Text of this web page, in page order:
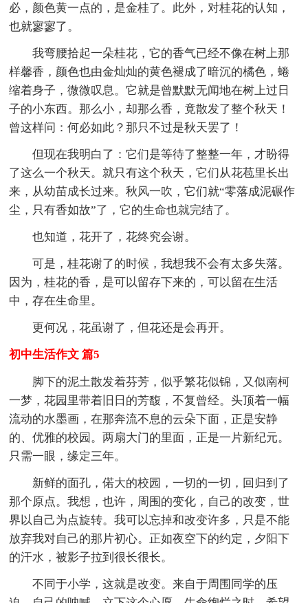
必，颜色黄一点的，是金桂了。此外，对桂花的认知，
也就寥寥了。
我弯腰拾起一朵桂花，它的香气已经不像在树上那
样馨香，颜色也由金灿灿的黄色褪成了暗沉的橘色，蜷
缩着身子，微微叹息。它就是曾默默无闻地在树上过日
子的小东西。那么小，却那么香，竟散发了整个秋天！
曾这样问：何必如此？那只不过是秋天罢了！
但现在我明白了：它们是等待了整整一年，才盼得
了这么一个秋天。就只有这个秋天，它们从花苞里长出
来，从幼苗成长过来。秋风一吹，它们就“零落成泥碾作
尘，只有香如故”了，它的生命也就完结了。
也知道，花开了，花终究会谢。
可是，桂花谢了的时候，我想我不会有太多失落。
因为，桂花的香，是可以留存下来的，可以留在生活
中，存在生命里。
更何况，花虽谢了，但花还是会再开。
初中生活作文 篇5
脚下的泥土散发着芬芳，似乎繁花似锦，又似南柯
一梦，花园里带着旧日的芳馥，不复曾经。头顶着一幅
流动的水墨画，在那奔流不息的云朵下面，正是安静
的、优雅的校园。两扇大门的里面，正是一片新纪元。
只需一眼，缘定三年。
新鲜的面孔，偌大的校园，一切的一切，回归到了
那个原点。我想，也许，周围的变化，自己的改变，世
界以自己为点旋转。我可以忘掉和改变许多，只是不能
放弃我对自己的那片初心。正如夜空下的约定，夕阳下
的汗水，被影子拉到很长很长。
不同于小学，这就是改变。来自于周围同学的压